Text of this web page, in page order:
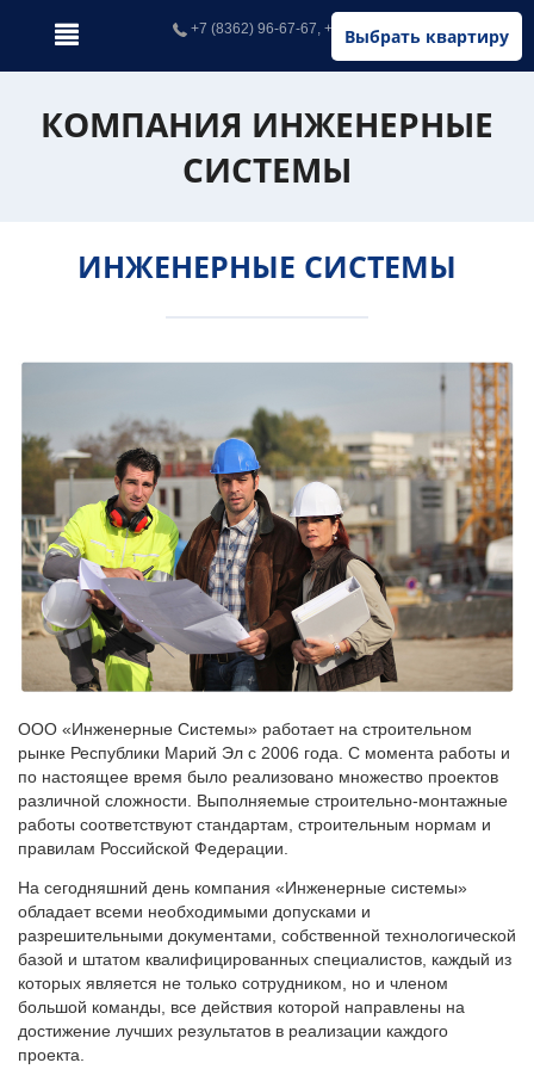
Выбрать квартиру
+7 (8362) 96-67-67, +7 (902) 326-67-67
КОМПАНИЯ ИНЖЕНЕРНЫЕ
СИСТЕМЫ
ИНЖЕНЕРНЫЕ СИСТЕМЫ
ООО «Инженерные Системы» работает на строительном
рынке Республики Марий Эл с 2006 года. С момента работы и
по настоящее время было реализовано множество проектов
различной сложности. Выполняемые строительно-монтажные
работы соответствуют стандартам, строительным нормам и
правилам Российской Федерации.
На сегодняшний день компания «Инженерные системы»
обладает всеми необходимыми допусками и
разрешительными документами, собственной технологической
базой и штатом квалифицированных специалистов, каждый из
которых является не только сотрудником, но и членом
большой команды, все действия которой направлены на
достижение лучших результатов в реализации каждого
проекта.